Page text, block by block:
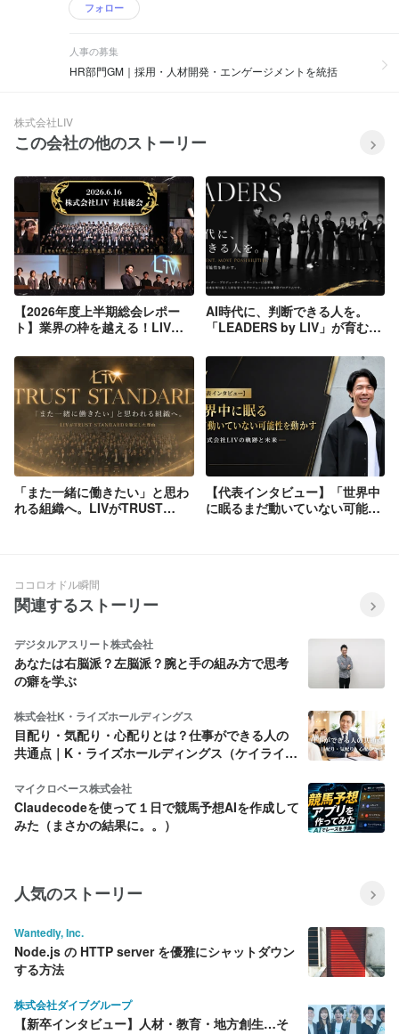
フォロー
人事の募集
HR部門GM｜採用・人材開発・エンゲージメントを統括
株式会社LIV
この会社の他のストーリー
【2026年度上半期総会レポー
ト】業界の枠を越える！LIVが
年、私たちはどこへ向かうの
か？」
AI時代に、判断できる人を。
「LEADERS by LIV」が育む未
「また一緒に働きたい」と思わ
れる組織へ。LIVがTRUST
【代表インタビュー】「世界中
に眠るまだ動いていない可能性
ココロオドル瞬間
関連するストーリー
デジタルアスリート株式会社
あなたは右脳派？左脳派？腕と手の組み方で思考
の癖を学ぶ
株式会社K・ライズホールディングス
目配り・気配り・心配りとは？仕事ができる人の
共通点｜K・ライズホールディングス（ケイライ
マイクロベース株式会社
Claudecodeを使って１日で競馬予想AIを作成して
みた（まさかの結果に。。）
人気のストーリー
Wantedly, Inc.
Node.js の HTTP server を優雅にシャットダウン
する方法
株式会社ダイブグループ
【新卒インタビュー】人材・教育・地方創生…そ